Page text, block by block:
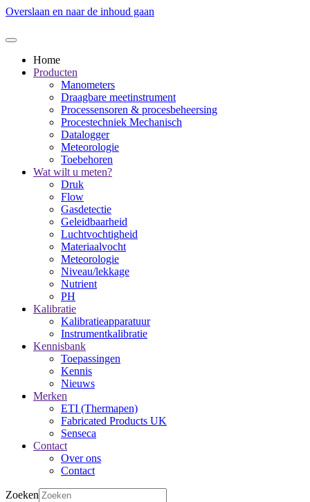
Overslaan en naar de inhoud gaan
Home
Producten
Manometers
Draagbare meetinstrument
Processensoren & procesbeheersing
Procestechniek Mechanisch
Datalogger
Meteorologie
Toebehoren
Wat wilt u meten?
Druk
Flow
Gasdetectie
Geleidbaarheid
Luchtvochtigheid
Materiaalvocht
Meteorologie
Niveau/lekkage
Nutrient
PH
Kalibratie
Kalibratieapparatuur
Instrumentkalibratie
Kennisbank
Toepassingen
Kennis
Nieuws
Merken
ETI (Thermapen)
Fabricated Products UK
Senseca
Contact
Over ons
Contact
Zoeken